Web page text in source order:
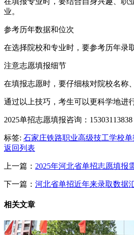
业。
参考历年数据和位次
在选择院校和专业时，要参考历年录
注意志愿填报细节
在填报志愿时，要仔细核对院校名称
通过以上技巧，考生可以更科学地进
2025单招志愿填报咨询：15303113838
标签: 石家庄铁路职业高级技工学校单
返回列表
上一篇： 2025年河北省单招志愿填报
下一篇： 河北省单招近年来录取数据
相关文章